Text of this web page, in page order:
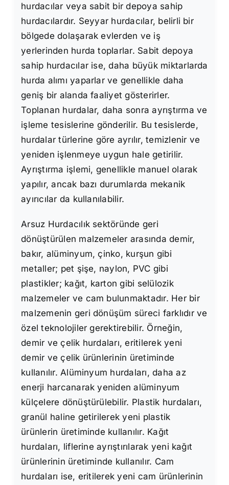
hurdacılar veya sabit bir depoya sahip
hurdacılardır. Seyyar hurdacılar, belirli bir
bölgede dolaşarak evlerden ve iş
yerlerinden hurda toplarlar. Sabit depoya
sahip hurdacılar ise, daha büyük miktarlarda
hurda alımı yaparlar ve genellikle daha
geniş bir alanda faaliyet gösterirler.
Toplanan hurdalar, daha sonra ayrıştırma ve
işleme tesislerine gönderilir. Bu tesislerde,
hurdalar türlerine göre ayrılır, temizlenir ve
yeniden işlenmeye uygun hale getirilir.
Ayrıştırma işlemi, genellikle manuel olarak
yapılır, ancak bazı durumlarda mekanik
ayırıcılar da kullanılabilir.
Arsuz Hurdacılık sektöründe geri
dönüştürülen malzemeler arasında demir,
bakır, alüminyum, çinko, kurşun gibi
metaller; pet şişe, naylon, PVC gibi
plastikler; kağıt, karton gibi selülozik
malzemeler ve cam bulunmaktadır. Her bir
malzemenin geri dönüşüm süreci farklıdır ve
özel teknolojiler gerektirebilir. Örneğin,
demir ve çelik hurdaları, eritilerek yeni
demir ve çelik ürünlerinin üretiminde
kullanılır. Alüminyum hurdaları, daha az
enerji harcanarak yeniden alüminyum
külçelere dönüştürülebilir. Plastik hurdaları,
granül haline getirilerek yeni plastik
ürünlerin üretiminde kullanılır. Kağıt
hurdaları, liflerine ayrıştırılarak yeni kağıt
ürünlerinin üretiminde kullanılır. Cam
hurdaları ise, eritilerek yeni cam ürünlerinin